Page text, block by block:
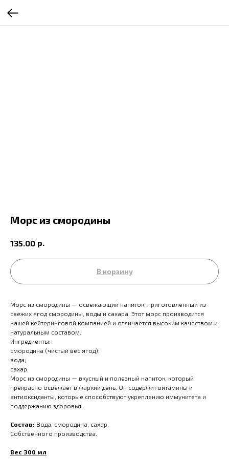
Морс из смородины
135.00 р.
В корзину
Морс из смородины — освежающий напиток, приготовленный из
свежих ягод смородины, воды и сахара. Этот морс производится
нашей кейтеринговой компанией и отличается высоким качеством и
натуральным составом.
Ингредиенты:
смородина (чистый вес ягод);
вода;
сахар.
Морс из смородины — вкусный и полезный напиток, который
прекрасно освежает в жаркий день. Он содержит витамины и
антиоксиданты, которые способствуют укреплению иммунитета и
поддержанию здоровья.
Состав: Вода, смородина, сахар.
Собственного производства.
Вес 300 мл